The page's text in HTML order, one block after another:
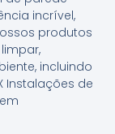
incrível,
produtos
incluindo
Instalações de